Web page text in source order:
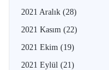
2021 Aralık (28)
2021 Kasım (22)
2021 Ekim (19)
2021 Eylül (21)